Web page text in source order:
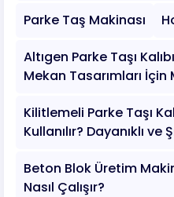
Parke Taş Makinası
Altıgen Parke Taşı
Mekan Tasarımları
Kilitlemeli Parke Taşı
Kullanılır? Dayanıklı ve
Beton Blok Üretim
Nasıl Çalışır?